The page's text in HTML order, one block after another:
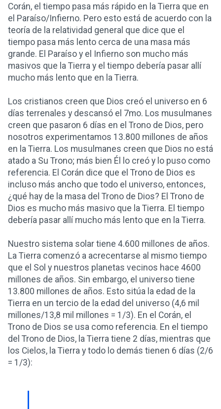
Corán, el tiempo pasa más rápido en la Tierra que en
el Paraíso/Infierno. Pero esto está de acuerdo con la
teoría de la relatividad general que dice que el
tiempo pasa más lento cerca de una masa más
grande. El Paraíso y el Infierno son mucho más
masivos que la Tierra y el tiempo debería pasar allí
mucho más lento que en la Tierra.
Los cristianos creen que Dios creó el universo en 6
días terrenales y descansó el 7mo. Los musulmanes
creen que pasaron 6 días en el Trono de Dios, pero
nosotros experimentamos 13.800 millones de años
en la Tierra. Los musulmanes creen que Dios no está
atado a Su Trono; más bien Él lo creó y lo puso como
referencia. El Corán dice que el Trono de Dios es
incluso más ancho que todo el universo, entonces,
¿qué hay de la masa del Trono de Dios? El Trono de
Dios es mucho más masivo que la Tierra. El tiempo
debería pasar allí mucho más lento que en la Tierra.
Nuestro sistema solar tiene 4.600 millones de años.
La Tierra comenzó a acrecentarse al mismo tiempo
que el Sol y nuestros planetas vecinos hace 4600
millones de años. Sin embargo, el universo tiene
13.800 millones de años. Esto sitúa la edad de la
Tierra en un tercio de la edad del universo (4,6 mil
millones/13,8 mil millones = 1/3). En el Corán, el
Trono de Dios se usa como referencia. En el tiempo
del Trono de Dios, la Tierra tiene 2 días, mientras que
los Cielos, la Tierra y todo lo demás tienen 6 días (2/6
= 1/3):